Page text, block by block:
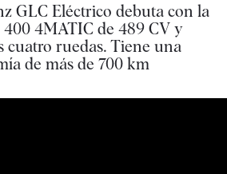
GLC Eléctrico debuta con la
4MATIC de 489 CV y
cuatro ruedas. Tiene una
de más de 700 km